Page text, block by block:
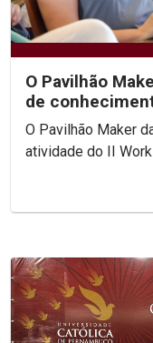
O Pavilhão
de
O Pavilhão Maker
atividade do II